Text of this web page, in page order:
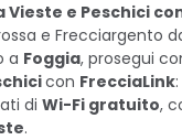
e Peschici
e Frecciargento
a Foggia, prosegui
con FrecciaLink
di Wi-Fi gratuito,
.